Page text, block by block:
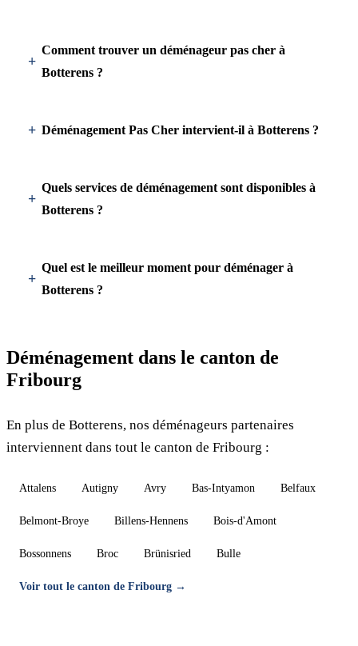
Comment trouver un déménageur pas cher à
Botterens ?
Déménagement Pas Cher intervient-il à Botterens ?
Quels services de déménagement sont disponibles à
Botterens ?
Quel est le meilleur moment pour déménager à
Botterens ?
Déménagement dans le canton de
Fribourg
En plus de Botterens, nos déménageurs partenaires
interviennent dans tout le canton de Fribourg :
Attalens Autigny Avry Bas-Intyamon Belfaux
Belmont-Broye Billens-Hennens Bois-d'Amont
Bossonnens Broc Brünisried Bulle
Voir tout le canton de Fribourg →